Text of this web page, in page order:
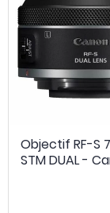
Objectif RF-S
STM DUAL -